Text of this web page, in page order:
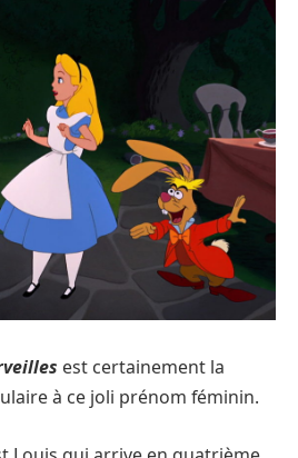
est certainement la
à ce joli prénom féminin.